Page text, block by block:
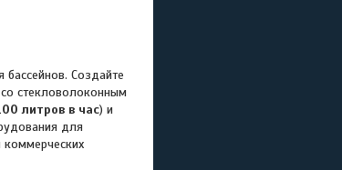
Создайте
стекловолоконным
литров в час) и
для
коммерческих